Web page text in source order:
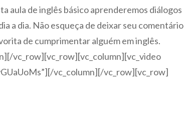
aula de inglês básico aprenderemos diálogos
a dia. Não esqueça de deixar seu comentário
de cumprimentar alguém em inglês.
vc_row][vc_row][vc_column][vc_video
vc_column][/vc_row][vc_row]